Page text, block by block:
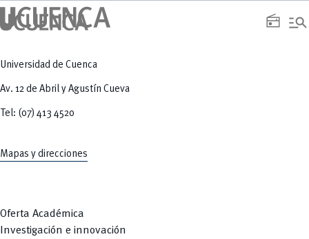
radio manage_search
Universidad de Cuenca
Av. 12 de Abril y Agustín Cueva
Tel: (07) 413 4520
Mapas y direcciones
Oferta Académica
Investigación e innovación